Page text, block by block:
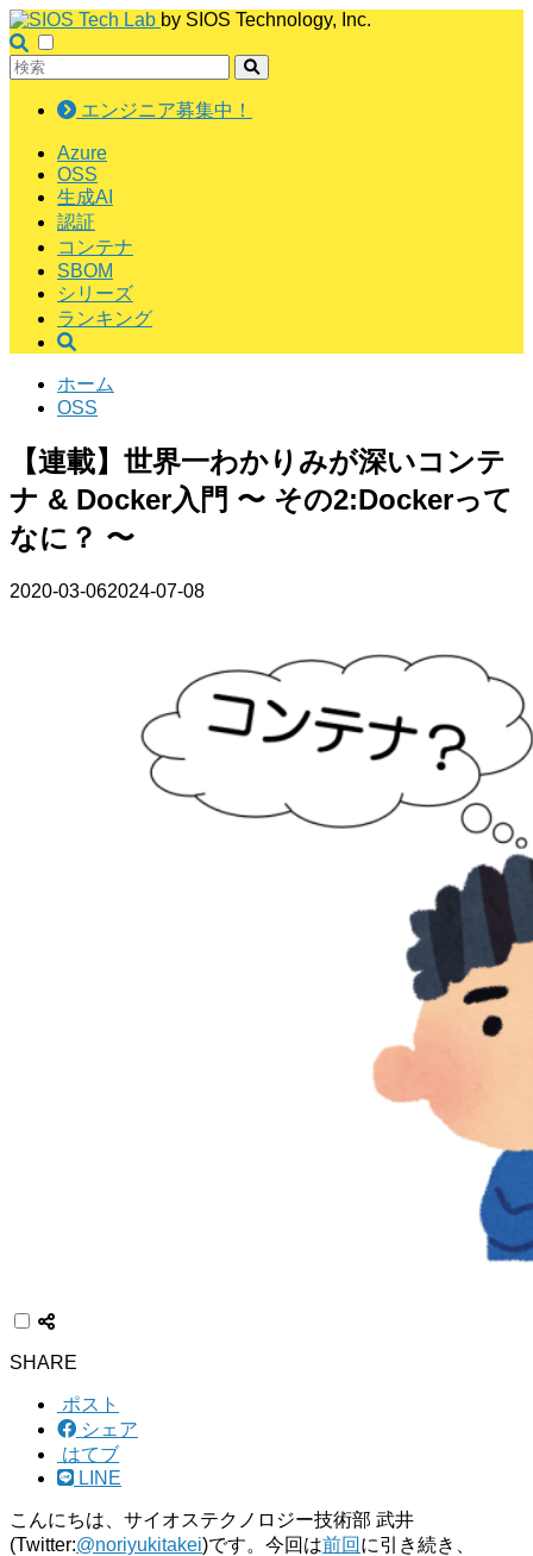
by SIOS Technology, Inc.
エンジニア募集中！
Azure
OSS
生成AI
認証
コンテナ
SBOM
シリーズ
ランキング
ホーム
OSS
【連載】世界一わかりみが深いコンテ
ナ & Docker入門 〜 その2:Dockerって
なに？ 〜
2020-03-062024-07-08
SHARE
ポスト
シェア
はてブ
LINE
こんにちは、サイオステクノロジー技術部 武井
(Twitter:@noriyukitakei)です。今回は前回 に引き続き、